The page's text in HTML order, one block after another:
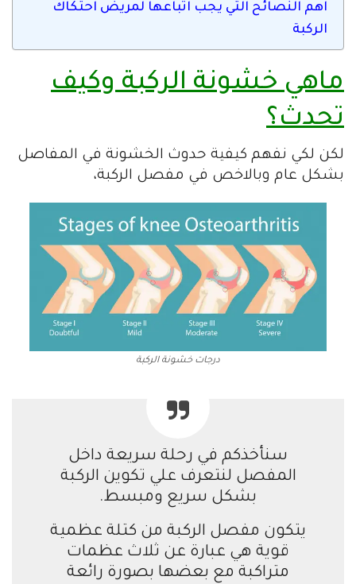
اهم النصائح التي يجب اتباعها لمريض احتكاك
الركبة
ماهي خشونة الركبة وكيف
تحدث؟
لكن لكي نفهم كيفية حدوث الخشونة في المفاصل
بشكل عام وبالاخص في مفصل الركبة،
درجات خشونة الركبة
سنأخذكم في رحلة سريعة داخل
المفصل لنتعرف علي تكوين الركبة
بشكل سريع ومبسط.
يتكون مفصل الركبة من كتلة عظمية
قوية هي عبارة عن ثلاث عظمات
متراكبة مع بعضها بصورة رائعة